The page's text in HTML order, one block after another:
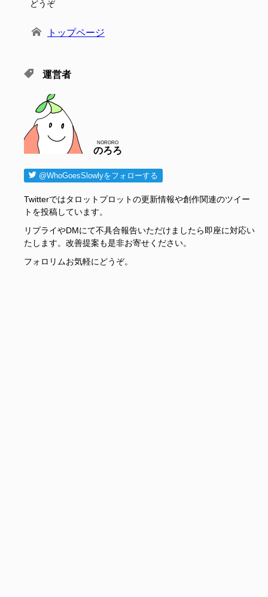
どうぞ
トップページ
運営者
のろろ
NORORO
@WhoGoesSlowlyをフォローする
Twitterではタロットプロットの更新情報や創作関連のツイー
トを投稿しています。
リプライやDMにて不具合報告いただけましたら即座に対応い
たします。改善提案も是非お寄せください。
フォロリムお気軽にどうぞ。